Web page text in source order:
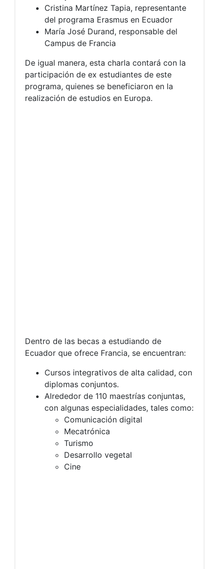
Cristina Martínez Tapia, representante
del programa Erasmus en Ecuador
María José Durand, responsable del
Campus de Francia
De igual manera, esta charla contará con la
participación de ex estudiantes de este
programa, quienes se beneficiaron en la
realización de estudios en Europa.
Dentro de las becas a estudiando de
Ecuador que ofrece Francia, se encuentran:
Cursos integrativos de alta calidad, con
diplomas conjuntos.
Alrededor de 110 maestrías conjuntas,
con algunas especialidades, tales como:
Comunicación digital
Mecatrónica
Turismo
Desarrollo vegetal
Cine